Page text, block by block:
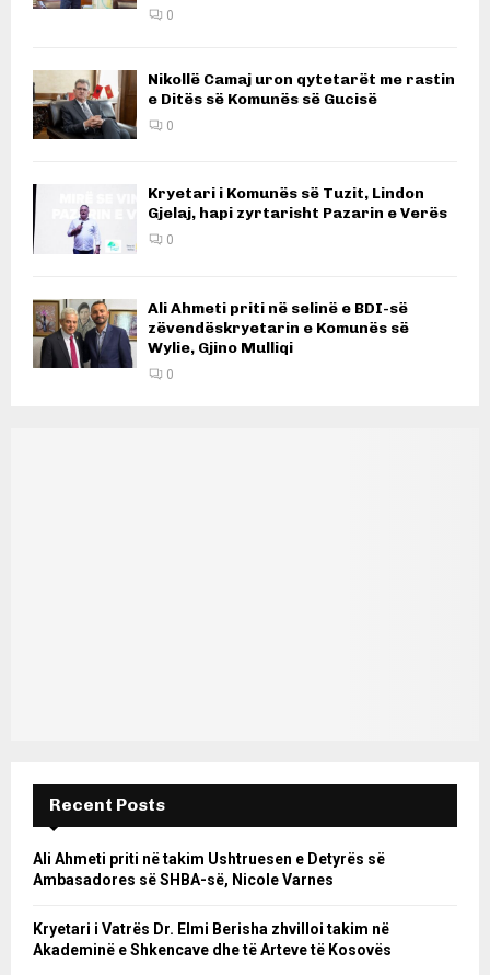
0
Nikollë Camaj uron qytetarët me rastin
e Ditës së Komunës së Gucisë
0
Kryetari i Komunës së Tuzit, Lindon
Gjelaj, hapi zyrtarisht Pazarin e Verës
0
Ali Ahmeti priti në selinë e BDI-së
zëvendëskryetarin e Komunës së
Wylie, Gjino Mulliqi
0
Recent Posts
Ali Ahmeti priti në takim Ushtruesen e Detyrës së
Ambasadores së SHBA-së, Nicole Varnes
Kryetari i Vatrës Dr. Elmi Berisha zhvilloi takim në
Akademinë e Shkencave dhe të Arteve të Kosovës